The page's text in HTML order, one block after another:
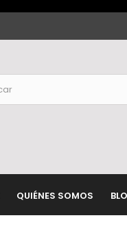
QUIÉNES SOMOS